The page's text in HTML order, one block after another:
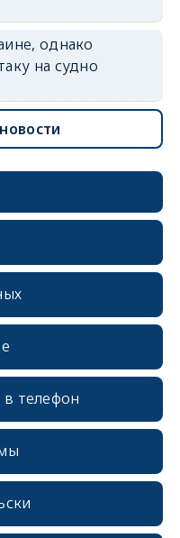
однако
на судно
телефон
erid: 2SDnjcrDNw6